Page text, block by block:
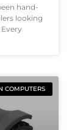
hand-
looking
COMPUTERS